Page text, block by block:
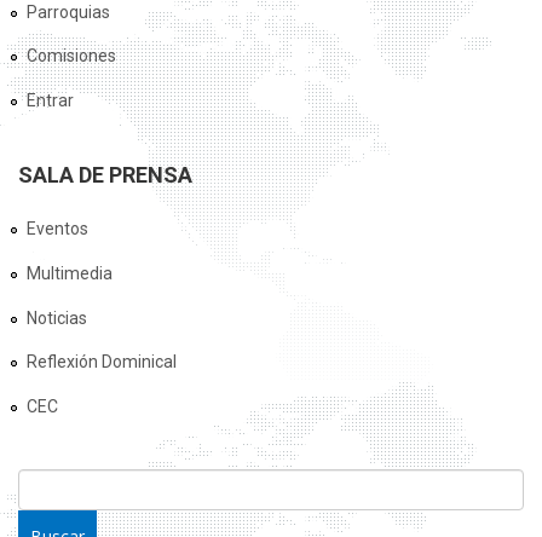
Parroquias
Comisiones
Entrar
SALA DE PRENSA
Eventos
Multimedia
Noticias
Reflexión Dominical
CEC
FORMULARIO DE BÚSQUEDA